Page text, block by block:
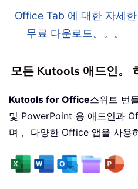
Office Tab 에 대한 자세한
무료 다운로드。。。
모든 Kutools 애드인。
Kutools for Office스위트 번
및 PowerPoint 용 애드인과
며， 다양한 Office 앱을 사용